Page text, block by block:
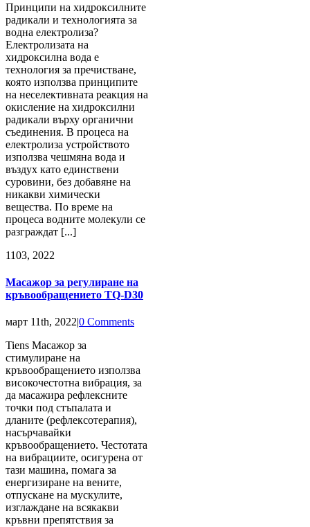
Принципи на хидроксилните
радикали и технологията за
водна електролиза?
Електролизата на
хидроксилна вода е
технология за пречистване,
която използва принципите
на неселективната реакция на
окисление на хидроксилни
радикали върху органични
съединения. В процеса на
електролиза устройството
използва чешмяна вода и
въздух като единствени
суровини, без добавяне на
никакви химически
вещества. По време на
процеса водните молекули се
разграждат [...]
1103, 2022
Масажор за регулиране на
кръвообращението TQ-D30
март 11th, 2022|0 Comments
Tiens Масажор за
стимулиране на
кръвообращението използва
високочестотна вибрация, за
да масажира рефлексните
точки под стъпалата и
дланите (рефлексотерапия),
насърчавайки
кръвообращението. Честотата
на вибрациите, осигурена от
тази машина, помага за
енергизиране на вените,
отпускане на мускулите,
изглаждане на всякакви
кръвни препятствия за